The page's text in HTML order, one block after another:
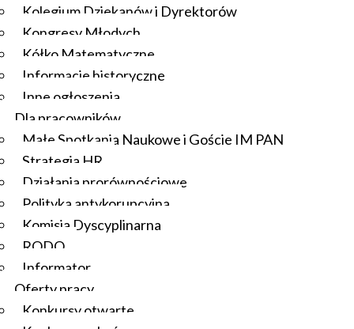
Kolegium Dziekanów i Dyrektorów
Kongresy Młodych
Kółko Matematyczne
Informacje historyczne
Inne ogłoszenia
Dla pracowników
Małe Spotkania Naukowe i Goście IM PAN
Strategia HR
Działania prorównościowe
Polityka antykorupcyjna
Komisja Dyscyplinarna
RODO
Informator
Oferty pracy
Konkursy otwarte